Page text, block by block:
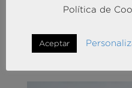
MÁS NOTICIAS
BRAINTRUST
Política de
Aceptar